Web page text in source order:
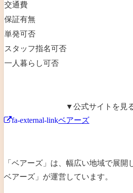
交通費
保証有無
単発可否
スタッフ指名可否
一人暮らし可否
▼公式サイトを見
fa-external-linkベアーズ
「ベアーズ」は、幅広い地域で展開
ベアーズ 」が運営しています。